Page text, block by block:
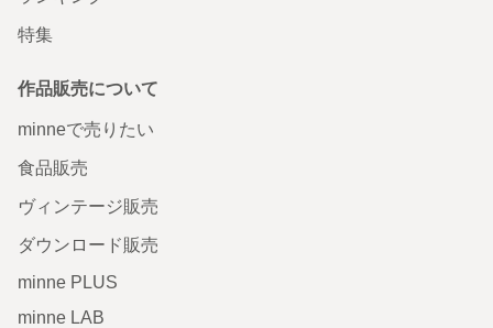
特集
作品販売について
minneで売りたい
食品販売
ヴィンテージ販売
ダウンロード販売
minne PLUS
minne LAB